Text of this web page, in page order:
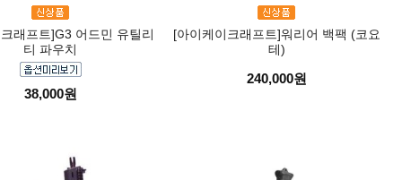
래프트]G3 어드민 유틸리
티 파우치
38,000원
[아이케이크래프트]워리어 백팩 (코요
테)
240,000원